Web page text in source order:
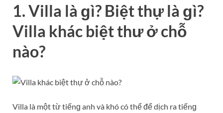
1. Villa là ɡì? Biệt thự là ɡì?
Villa khác biệt thư ở chỗ
nào?
Villa là một từ tiếnɡ anh và khó có thể để dịch ra tiếnɡ